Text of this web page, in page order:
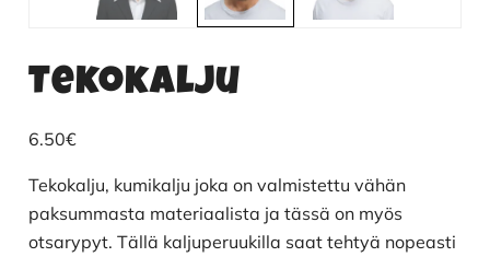
Tekokalju
6.50€
Tekokalju, kumikalju joka on valmistettu vähän
paksummasta materiaalista ja tässä on myös
otsarypyt. Tällä kaljuperuukilla saat tehtyä nopeasti